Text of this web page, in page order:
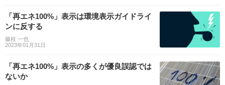
「再エネ100%」表示は環境表示ガイドライ
ンに反する
藤枝 一也
2023年01月31日
「再エネ100%」表示の多くが優良誤認では
ないか